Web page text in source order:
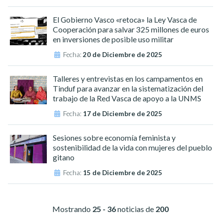
El Gobierno Vasco «retoca» la Ley Vasca de
Cooperación para salvar 325 millones de euros
en inversiones de posible uso militar
Fecha:20 de Diciembre de 2025
Talleres y entrevistas en los campamentos en
Tinduf para avanzar en la sistematización del
trabajo de la Red Vasca de apoyo a la UNMS
Fecha: 17 de Diciembre de 2025
Sesiones sobre economía feminista y
sostenibilidad de la vida con mujeres del pueblo
gitano
Fecha: 15 de Diciembre de 2025
Mostrando 25 - 36noticias de 200